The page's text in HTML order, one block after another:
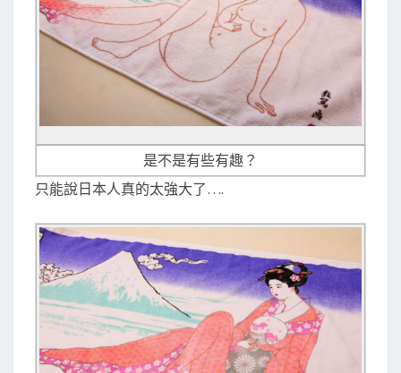
是不是有些有趣？
只能說日本人真的太強大了….